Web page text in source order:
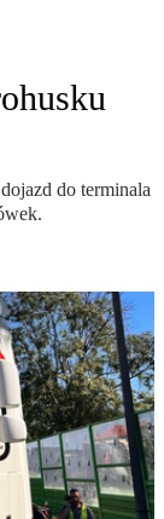
do terminala